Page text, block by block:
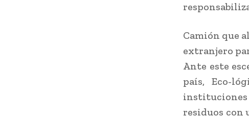
Camión que
extranjero
Ante este
país, Eco-
residuos con